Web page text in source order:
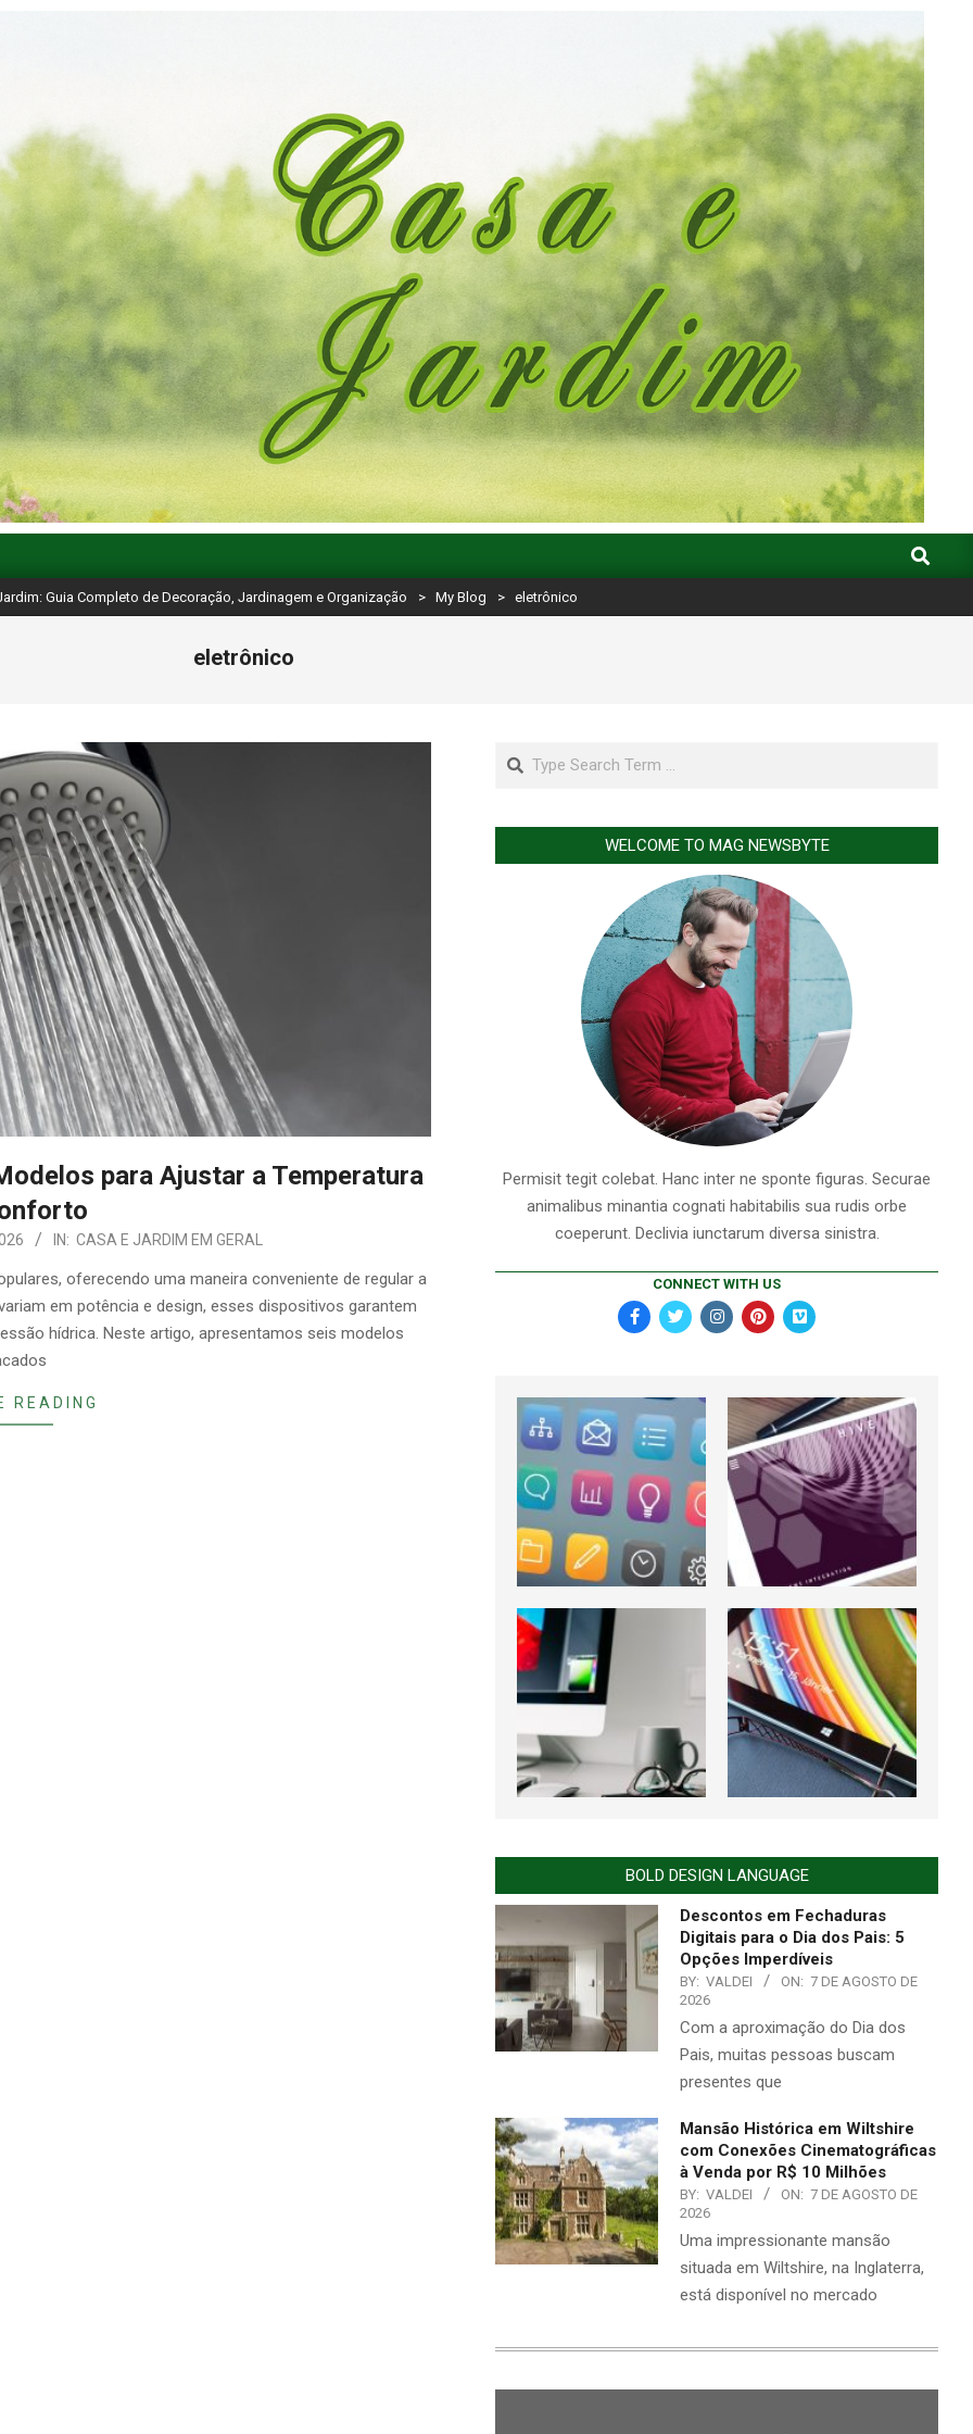
Search
Guia Completo de Decoração, Jardinagem e Organização > My Blog > eletrônico
eletrônico
para Ajustar a Temperatura
IN: CASA E JARDIM EM GERAL
oferecendo uma maneira conveniente de regular a
em potência e design, esses dispositivos garantem
hídrica. Neste artigo, apresentamos seis modelos
READING
Search
WELCOME TO MAG NEWSBYTE
Permisit tegit colebat. Hanc inter ne sponte figuras. Securae
animalibus minantia cognati habitabilis sua rudis orbe
coeperunt. Declivia iunctarum diversa sinistra.
CONNECT WITH US
BOLD DESIGN LANGUAGE
Descontos em Fechaduras
Digitais para o Dia dos Pais: 5
Opções Imperdíveis
BY: VALDEI ON: 7 DE AGOSTO DE
2026
Com a aproximação do Dia dos
Pais, muitas pessoas buscam
presentes que
Mansão Histórica em Wiltshire
com Conexões Cinematográficas
à Venda por R$ 10 Milhões
BY: VALDEI ON: 7 DE AGOSTO DE
2026
Uma impressionante mansão
situada em Wiltshire, na Inglaterra,
está disponível no mercado